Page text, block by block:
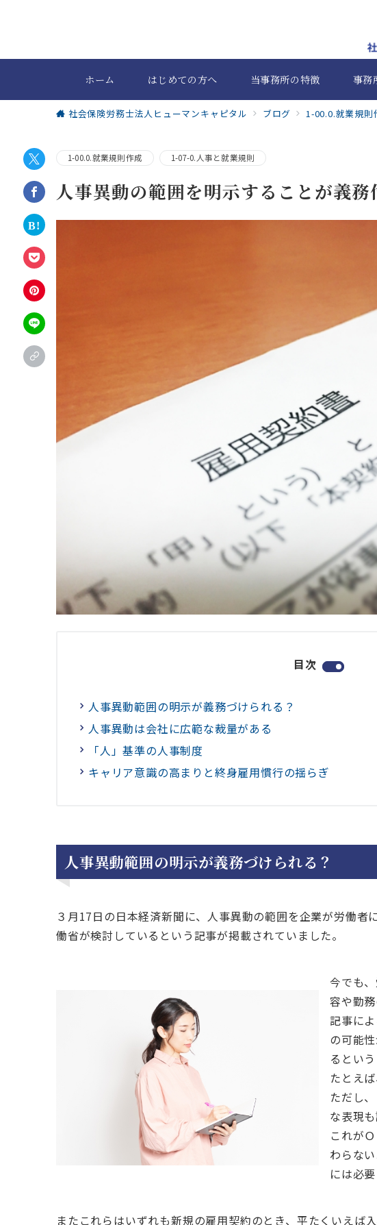
ホーム はじめての方へ 当事務所の特徴 事務
社会保険労務士法人ヒューマンキャピタル ブログ 1-00.0.就業規則
1-00.0.就業規則作成 1-07-0.人事と就業規則
人事異動の範囲を明示することが義務
目次
人事異動範囲の明示が義務づけられる？
人事異動は会社に広範な裁量がある
「人」基準の人事制度
キャリア意識の高まりと終身雇用慣行の揺らぎ
人事異動範囲の明示が義務づけられる？
３月17日の日本経済新聞に、人事異動の範囲を企業が労働者
働省が検討しているという記事が掲載されていました。
今でも
容や勤
記事に
の可能
るという
たとえ
ただし
な表現
これが
わらな
には必
またこれらはいずれも新規の雇用契約のとき、平たくいえば